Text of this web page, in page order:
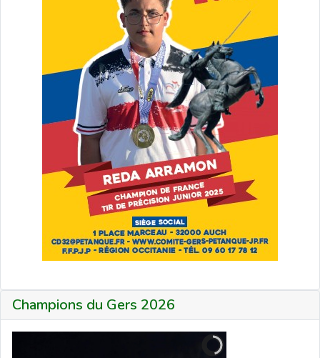
Champions du Gers 2026